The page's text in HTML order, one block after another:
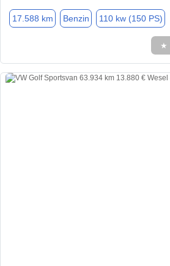
17.588 km Benzin 110 kw (150 PS)
★